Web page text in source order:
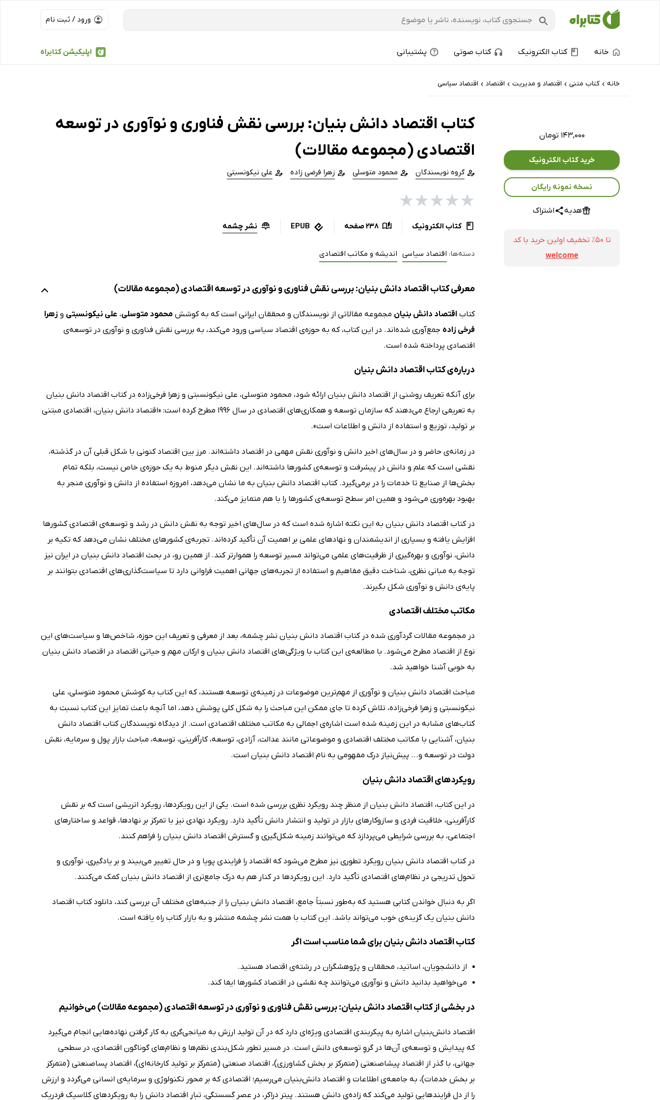
ورود / ثبت نام
اپلیکیشن کتابراه خانه کتاب الکترونیک کتاب صوتی پشتیبانی
خانه › کتاب‌ متنی › اقتصاد و مدیریت › اقتصاد › اقتصاد سیاسی
۱۴۳,۰۰۰ تومان
خرید کتاب الکترونیک
نسخه نمونه رایگان
هدیه اشتراک
تا ۵۰٪ تخفیف اولین خرید با کد
welcome
کتاب اقتصاد دانش بنیان: بررسی نقش فناوری و نوآوری در توسعه
اقتصادی (مجموعه مقالات)
گروه نویسندگان محمود متوسلی زهرا فرضی زاده علی نیکونسبتی
★
★
★
★
★
کتاب الکترونیک 238 صفحه EPUB نشر چشمه
دسته‌ها: اقتصاد سیاسی اندیشه و مکاتب اقتصادی
معرفی کتاب اقتصاد دانش بنیان: بررسی نقش فناوری و نوآوری در توسعه اقتصادی (مجموعه مقالات)
کتاب اقتصاد دانش بنیان مجموعه مقالاتی از نویسندگان و محققان ایرانی است که به کوشش محمود متوسلی، علی نیکونسبتی و زهرا
فرخی زاده جمع‌آوری شده‌اند. در این کتاب، که به حوزه‌ی اقتصاد سیاسی ورود می‌کند، به بررسی نقش فناوری و نوآوری در توسعه‌ی
اقتصادی پرداخته شده است.
درباره‌ی کتاب اقتصاد دانش بنیان
برای آنکه تعریف روشنی از اقتصاد دانش بنیان ارائه شود، محمود متوسلی، علی نیکونسبتی و زهرا فرخی‌زاده در کتاب اقتصاد دانش بنیان
به تعریفی ارجاع می‌دهند که سازمان توسعه و همکاری‌های اقتصادی در سال 1996 مطرح کرده است: «اقتصاد دانش بنیان، اقتصادی مبتنی
بر تولید، توزیع و استفاده از دانش و اطلاعات است».
در زمانه‌ی حاضر و در سال‌های اخیر دانش و نوآوری نقش مهمی در اقتصاد داشته‌اند. مرز بین اقتصاد کنونی با شکل قبلی آن در گذشته،
نقشی است که علم و دانش در پیشرفت و توسعه‌ی کشورها داشته‌اند. این نقش دیگر منوط به یک حوزه‌ی خاص نیست، بلکه تمام
بخش‌ها از صنایع تا خدمات را در برمی‌گیرد. کتاب اقتصاد دانش بنیان به ما نشان می‌دهد، امروزه استفاده از دانش و نوآوری منجر به
بهبود بهره‌وری می‌شود و همین امر سطح توسعه‌ی کشورها را با هم متمایز می‌کند.
در کتاب اقتصاد دانش بنیان به این نکته اشاره شده است که در سال‌های اخیر توجه به نقش دانش در رشد و توسعه‌ی اقتصادی کشورها
افزایش یافته و بسیاری از اندیشمندان و نهادهای علمی بر اهمیت آن تأکید کرده‌اند. تجربه‌ی کشورهای مختلف نشان می‌دهد که تکیه بر
دانش، نوآوری و بهره‌گیری از ظرفیت‌های علمی می‌تواند مسیر توسعه را هموارتر کند. از همین رو، در بحث اقتصاد دانش بنیان در ایران نیز
توجه به مبانی نظری، شناخت دقیق مفاهیم و استفاده از تجربه‌های جهانی اهمیت فراوانی دارد تا سیاست‌گذاری‌های اقتصادی بتوانند بر
پایه‌ی دانش و نوآوری شکل بگیرند.
مکاتب مختلف اقتصادی
در مجموعه مقالات گردآوری شده در کتاب اقتصاد دانش بنیان نشر چشمه، بعد از معرفی و تعریف این حوزه، شاخص‌ها و سیاست‌های این
نوع از اقتصاد مطرح می‌شود. با مطالعه‌ی این کتاب با ویژگی‌های اقتصاد دانش بنیان و ارکان مهم و حیاتی اقتصاد در اقتصاد دانش بنیان
به خوبی آشنا خواهید شد.
مباحث اقتصاد دانش بنیان و نوآوری از مهم‌ترین موضوعات در زمینه‌ی توسعه هستند، که این کتاب به کوشش محمود متوسلی، علی
نیکونسبتی و زهرا فرخی‌زاده، تلاش کرده تا جای ممکن این مباحث را به شکل کلی پوشش دهد، اما آنچه باعث تمایز این کتاب نسبت به
کتاب‌های مشابه در این زمینه شده است اشاره‌ی اجمالی به مکاتب مختلف اقتصادی است. از دیدگاه نویسندگان کتاب اقتصاد دانش
بنیان، آشنایی با مکاتب مختلف اقتصادی و موضوعاتی مانند عدالت، آزادی، توسعه، کارآفرینی، توسعه، مباحث بازار پول و سرمایه، نقش
دولت در توسعه و... پیش‌نیاز درک مفهومی به نام اقتصاد دانش بنیان است.
رویکردهای اقتصاد دانش بنیان
در این کتاب، اقتصاد دانش بنیان از منظر چند رویکرد نظری بررسی شده است. یکی از این رویکردها، رویکرد اتریشی است که بر نقش
کارآفرینی، خلاقیت فردی و سازوکارهای بازار در تولید و انتشار دانش تأکید دارد. رویکرد نهادی نیز با تمرکز بر نهادها، قواعد و ساختارهای
اجتماعی، به بررسی شرایطی می‌پردازد که می‌توانند زمینه شکل‌گیری و گسترش اقتصاد دانش بنیان را فراهم کنند.
در کتاب اقتصاد دانش بنیان رویکرد تطوری نیز مطرح می‌شود که اقتصاد را فرایندی پویا و در حال تغییر می‌بیند و بر یادگیری، نوآوری و
تحول تدریجی در نظام‌های اقتصادی تأکید دارد. این رویکردها در کنار هم به درک جامع‌تری از اقتصاد دانش بنیان کمک می‌کنند.
اگر به دنبال خواندن کتابی هستید که به‌طور نسبتاً جامع، اقتصاد دانش بنیان را از جنبه‌های مختلف آن بررسی کند، دانلود کتاب اقتصاد
دانش بنیان یک گزینه‌ی خوب می‌تواند باشد. این کتاب با همت نشر چشمه منتشر و به بازار کتاب راه یافته است.
کتاب اقتصاد دانش بنیان برای شما مناسب است اگر
از دانشجویان، اساتید، محققان و پژوهشگران در رشته‌ی اقتصاد هستید.
می‌خواهید بدانید دانش و نوآوری می‌توانند چه نقشی در اقتصاد کشورها ایفا کند.
در بخشی از کتاب اقتصاد دانش بنیان: بررسی نقش فناوری و نوآوری در توسعه اقتصادی (مجموعه مقالات) می‌خوانیم
اقتصاد دانش‌بنیان اشاره به پیکربندی اقتصادی ویژه‌ای دارد که در آن تولید ارزش به میانجی‌گری به کار گرفتن نهاده‌هایی انجام می‌گیرد
که پیدایش و توسعه‌ی آن‌ها در گروِ توسعه‌ی دانش است. در مسیر تطور شکل‌بندی نظم‌ها و نظام‌های گوناگون اقتصادی، در سطحی
جهانی، با گذر از اقتصاد پیشاصنعتی (متمرکز بر بخش کشاورزی)، اقتصاد صنعتی (متمرکز بر تولید کارخانه‌ای)، اقتصاد پساصنعتی (متمرکز
بر بخش خدمات)، به جامعه‌ی اطلاعات و اقتصاد دانش‌بنیان می‌رسیم؛ اقتصادی که بر محور تکنولوژی و سرمایه‌ی انسانی می‌گردد و ارزش
را از دل فرایندهایی تولید می‌کند که زاده‌ی دانش هستند. پیتر دراکر، در عصر گسستگی، تبارِ اقتصاد دانش را به رویکردهای کلاسیک فردریک